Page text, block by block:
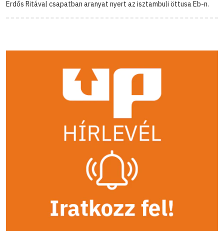
Erdős Ritával csapatban aranyat nyert az isztambuli öttusa Eb-n.